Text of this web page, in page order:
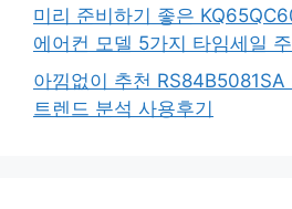
미리 준비하기 좋은
에어컨 모델 5가지 타임세일
아낌없이 추천
트렌드 분석 사용후기